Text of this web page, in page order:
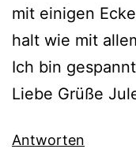
mit einigen
halt wie mit
Ich bin
Liebe Grüße
Antworten